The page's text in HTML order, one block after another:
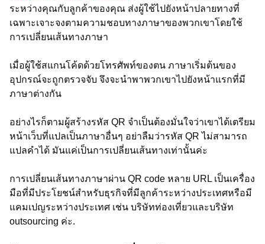
ระหว่างคุณกับลูกค้าของคุณ ส่งผู้ใช้ไปยังหน้าปลายทางที่
เฉพาะเจาะจงตามความชอบทางภาษาของพวกเขาโดยใช้
การเปลี่ยนเส้นทางภาษา
เมื่อผู้ใช้สแกนโค้ดด้วยโทรศัพท์ของตน ภาษาเริ่มต้นของ
อุปกรณ์จะถูกตรวจจับ จึงจะนำพาพวกเขาไปยังหน้าแรกที่มี
ภาษาต่างกัน
อย่างไรก็ตามผู้สร้างรหัส QR จำเป็นต้องมั่นใจว่าเขาได้เตรียม
หน้าเว็บที่แปลเป็นภาษาอื่นๆ อย่าลืมว่ารหัส QR ไม่สามารถ
แปลคำได้ มันแค่เป็นการเปลี่ยนเส้นทางเท่านั้นค่ะ
การเปลี่ยนเส้นทางภาษาผ่าน QR code หลาย URL เป็นเครื่อง
มือที่มีประโยชน์สำหรับธุรกิจที่มีลูกค้าระหว่างประเทศหรือมี
แคมเปญระหว่างประเทศ เช่น บริษัทท่องเที่ยวและบริษัท
outsourcing ค่ะ.